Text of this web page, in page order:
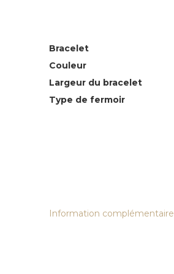
Bracelet
Couleur
Largeur du bracelet
Type de fermoir
Information complémentaire